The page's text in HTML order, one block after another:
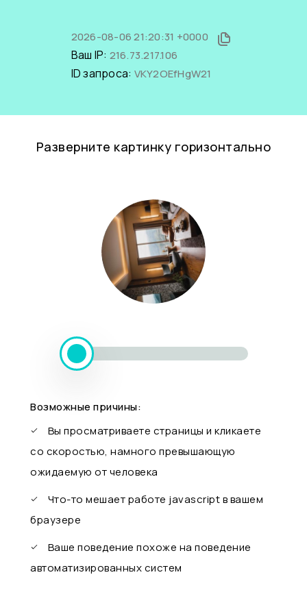
2026-08-06 21:20:31 +0000
Ваш IP: 216.73.217.106
ID запроса: VKY2OEfHgW21
Разверните картинку горизонтально
Возможные причины:
Вы просматриваете страницы и кликаете
со скоростью, намного превышающую
ожидаемую от человека
Что-то мешает работе javascript в вашем
браузере
Ваше поведение похоже на поведение
автоматизированных систем